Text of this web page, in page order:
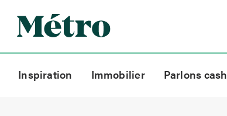
Inspiration Immobilier Parlons cash